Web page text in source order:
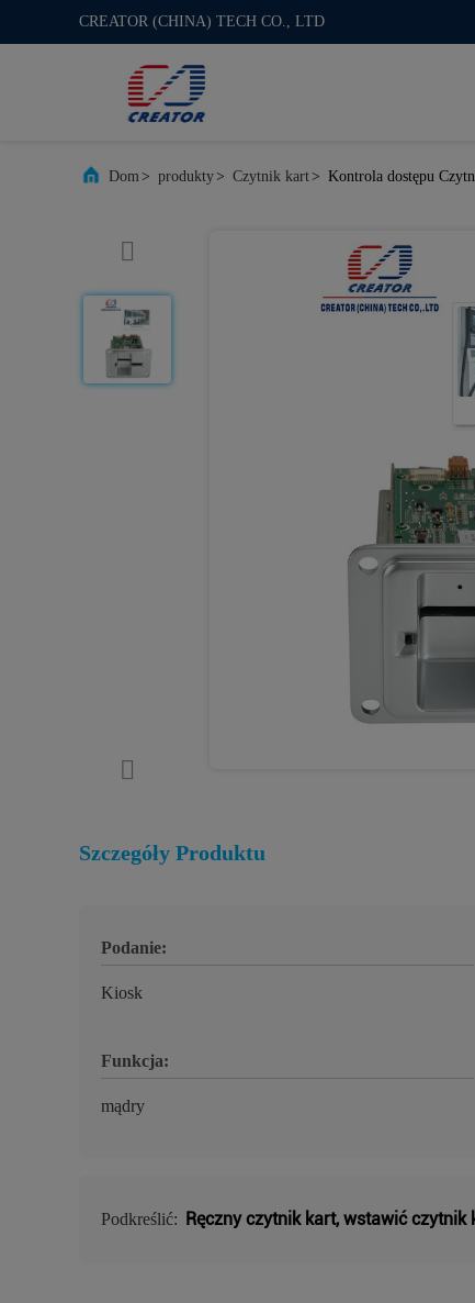
CREATOR (CHINA) TECH CO., LTD
Dom> produkty> Czytnik kart> Kontrola dostępu
Szczegóły Produktu
Podanie:
Kiosk
Funkcja:
mądry
Podkreślić: Ręczny czytnik kart, wstawić czytnik